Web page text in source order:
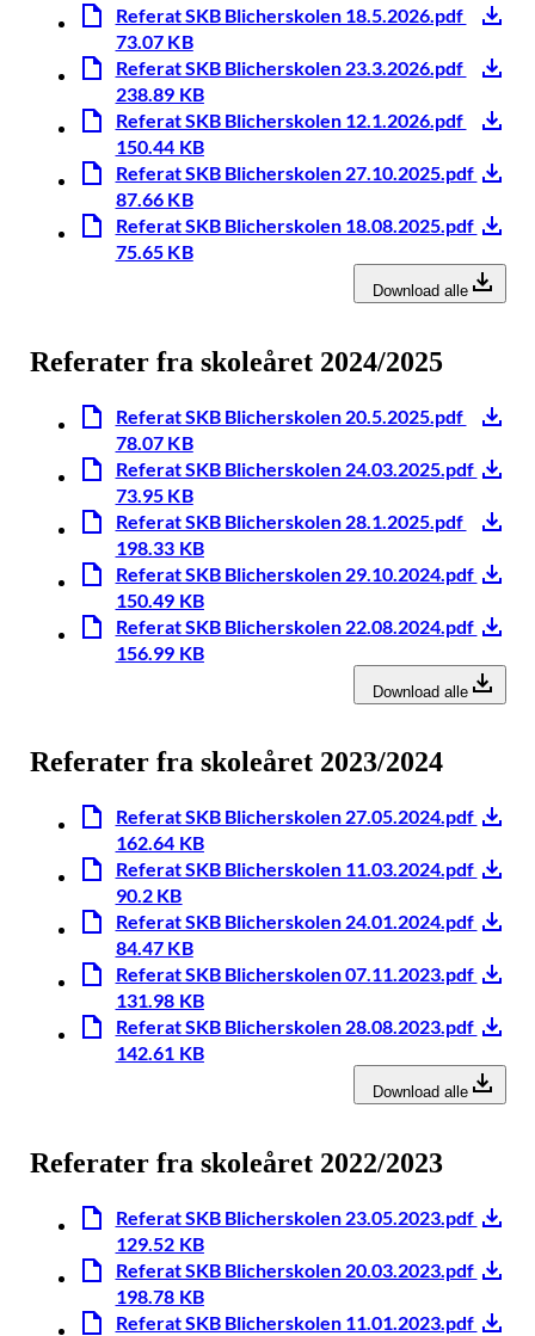
Referat SKB Blicherskolen 18.5.2026.pdf
73.07 KB
Referat SKB Blicherskolen 23.3.2026.pdf
238.89 KB
Referat SKB Blicherskolen 12.1.2026.pdf
150.44 KB
Referat SKB Blicherskolen 27.10.2025.pdf
87.66 KB
Referat SKB Blicherskolen 18.08.2025.pdf
75.65 KB
Download alle
Referater fra skoleåret 2024/2025
Referat SKB Blicherskolen 20.5.2025.pdf
78.07 KB
Referat SKB Blicherskolen 24.03.2025.pdf
73.95 KB
Referat SKB Blicherskolen 28.1.2025.pdf
198.33 KB
Referat SKB Blicherskolen 29.10.2024.pdf
150.49 KB
Referat SKB Blicherskolen 22.08.2024.pdf
156.99 KB
Download alle
Referater fra skoleåret 2023/2024
Referat SKB Blicherskolen 27.05.2024.pdf
162.64 KB
Referat SKB Blicherskolen 11.03.2024.pdf
90.2 KB
Referat SKB Blicherskolen 24.01.2024.pdf
84.47 KB
Referat SKB Blicherskolen 07.11.2023.pdf
131.98 KB
Referat SKB Blicherskolen 28.08.2023.pdf
142.61 KB
Download alle
Referater fra skoleåret 2022/2023
Referat SKB Blicherskolen 23.05.2023.pdf
129.52 KB
Referat SKB Blicherskolen 20.03.2023.pdf
198.78 KB
Referat SKB Blicherskolen 11.01.2023.pdf